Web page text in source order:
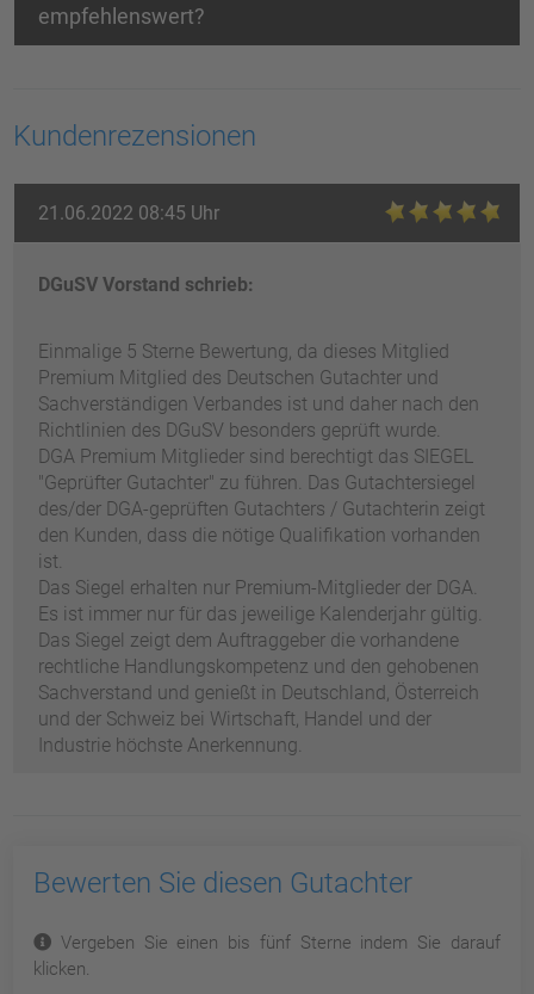
empfehlenswert?
Kundenrezensionen
21.06.2022 08:45 Uhr
DGuSV Vorstand schrieb:
Einmalige 5 Sterne Bewertung, da dieses Mitglied
Premium Mitglied des Deutschen Gutachter und
Sachverständigen Verbandes ist und daher nach den
Richtlinien des DGuSV besonders geprüft wurde.
DGA Premium Mitglieder sind berechtigt das SIEGEL
"Geprüfter Gutachter" zu führen. Das Gutachtersiegel
des/der DGA-geprüften Gutachters / Gutachterin zeigt
den Kunden, dass die nötige Qualifikation vorhanden
ist.
Das Siegel erhalten nur Premium-Mitglieder der DGA.
Es ist immer nur für das jeweilige Kalenderjahr gültig.
Das Siegel zeigt dem Auftraggeber die vorhandene
rechtliche Handlungskompetenz und den gehobenen
Sachverstand und genießt in Deutschland, Österreich
und der Schweiz bei Wirtschaft, Handel und der
Industrie höchste Anerkennung.
Bewerten Sie diesen Gutachter
Vergeben Sie einen bis fünf Sterne indem Sie darauf
klicken.